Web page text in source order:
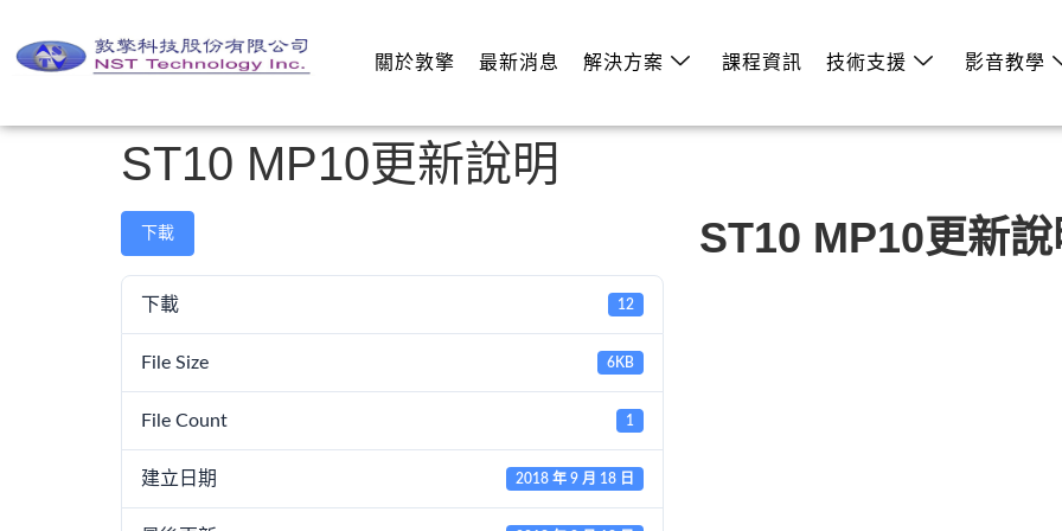
關於敦擎 最新消息 解決方案 課程資訊 技術支援 影音教學
ST10 MP10更新說明
下載
下載 12
File Size 6KB
File Count 1
建立日期 2018 年 9 月 18 日
ST10 MP10更新說